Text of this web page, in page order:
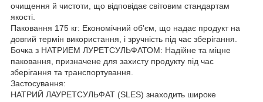
очищення й чистоти, що відповідає світовим стандартам
якості.
Паковання 175 кг: Економічний об'єм, що надає продукт на
довгий термін використання, і зручність під час зберігання.
Бочка з НАТРИЕМ ЛУРЕТСУЛЬФАТОМ: Надійне та міцне
паковання, призначене для захисту продукту під час
зберігання та транспортування.
Застосування:
НАТРИЙ ЛАУРЕТСУЛЬФАТ (SLES) знаходить широке